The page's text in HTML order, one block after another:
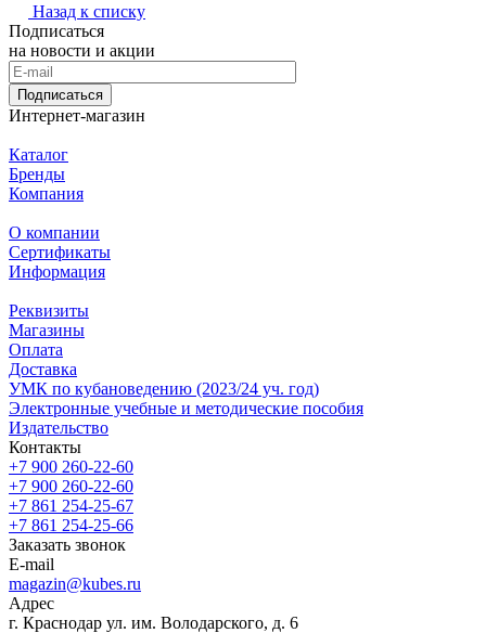
Назад к списку
Подписаться
на новости и акции
Подписаться
Интернет-магазин
Каталог
Бренды
Компания
О компании
Сертификаты
Информация
Реквизиты
Магазины
Oплата
Доставка
УМК по кубановедению (2023/24 уч. год)
Электронные учебные и методические пособия
Издательство
Контакты
+7 900 260-22-60
+7 900 260-22-60
+7 861 254-25-67
+7 861 254-25-66
Заказать звонок
E-mail
magazin@kubes.ru
Адрес
г. Краснодар ул. им. Володарского, д. 6